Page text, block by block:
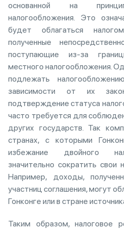
основанной на
налогообложения. Это
будет облагаться
полученные
поступающие из-за
местного налогообложения.
подлежать
зависимости от их
подтверждение статуса
часто требуется для
других государств. Так
странах, с которыми
избежание двойного
значительно сократить свои
Например, доходы,
участниц соглашения, могут
Гонконге или в стране
Таким образом, налоговое